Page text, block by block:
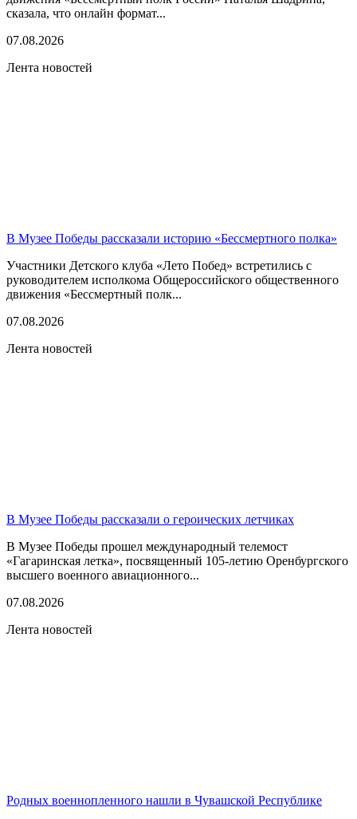
сказала, что онлайн формат...
07.08.2026
Лента новостей
В Музее Победы рассказали историю «Бессмертного полка»
Участники Детского клуба «Лето Побед» встретились с
руководителем исполкома Общероссийского общественного
движения «Бессмертный полк...
07.08.2026
Лента новостей
В Музее Победы рассказали о героических летчиках
В Музее Победы прошел международный телемост
«Гагаринская летка», посвященный 105-летию Оренбургского
высшего военного авиационного...
07.08.2026
Лента новостей
Родных военнопленного нашли в Чувашской Республике